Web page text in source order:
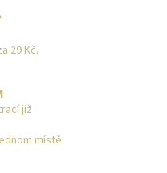
29 Kč.
již
místě